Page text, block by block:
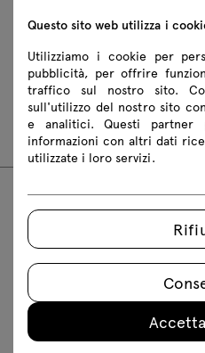
Istruzioni di montaggio
PR1P21 PR2P21
FAQ
Di quanto si inclinano le
I piedi di una sedia
Questo sito web utilizza i
Utilizziamo i cookie per
pubblicità, per offrire
traffico sul nostro sito.
sull'utilizzo del nostro sito
e analitici. Questi partner
informazioni con altri dati
utilizzate i loro servizi.